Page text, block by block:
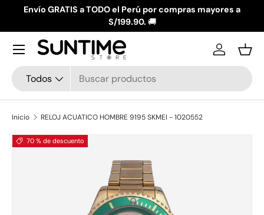
Envío GRATIS a TODO el Perú por compras mayores a
S/199.90. 🚚
Buscar
Tipo de producto
Todos
Iniciar
Menú
Inicio RELOJ ACUATICO HOMBRE 9195 SKMEI - 1020552
La imagen 1 ya está disponible en la vista de galería
70 % de descuento